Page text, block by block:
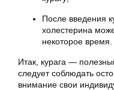
После введения
холестерина
некоторое время.
Итак, курага —
следует соблюдать
внимание свои